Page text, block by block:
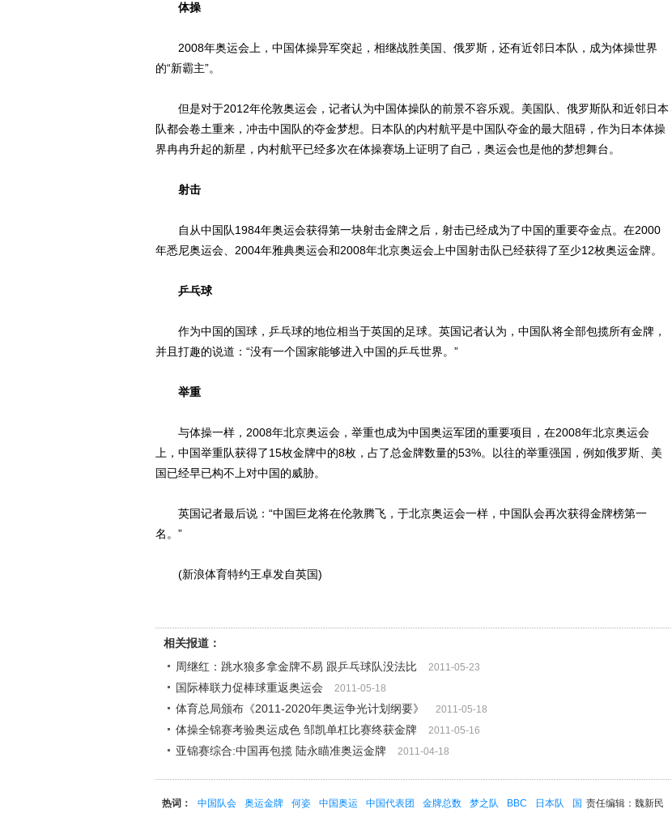
体操
2008年奥运会上，中国体操异军突起，相继战胜美国、俄罗斯，还有近邻日本队，成为体操世界
的“新霸主”。
但是对于2012年伦敦奥运会，记者认为中国体操队的前景不容乐观。美国队、俄罗斯队和近邻日本
队都会卷土重来，冲击中国队的夺金梦想。日本队的内村航平是中国队夺金的最大阻碍，作为日本体操
界冉冉升起的新星，内村航平已经多次在体操赛场上证明了自己，奥运会也是他的梦想舞台。
射击
自从中国队1984年奥运会获得第一块射击金牌之后，射击已经成为了中国的重要夺金点。在2000
年悉尼奥运会、2004年雅典奥运会和2008年北京奥运会上中国射击队已经获得了至少12枚奥运金牌。
乒乓球
作为中国的国球，乒乓球的地位相当于英国的足球。英国记者认为，中国队将全部包揽所有金牌，
并且打趣的说道：“没有一个国家能够进入中国的乒乓世界。”
举重
与体操一样，2008年北京奥运会，举重也成为中国奥运军团的重要项目，在2008年北京奥运会
上，中国举重队获得了15枚金牌中的8枚，占了总金牌数量的53%。以往的举重强国，例如俄罗斯、美
国已经早已构不上对中国的威胁。
英国记者最后说：“中国巨龙将在伦敦腾飞，于北京奥运会一样，中国队会再次获得金牌榜第一
名。”
(新浪体育特约王卓发自英国)
相关报道：
周继红：跳水狼多拿金牌不易 跟乒乓球队没法比
2011-05-23
国际棒联力促棒球重返奥运会 2011-05-18
体育总局颁布《2011-2020年奥运争光计划纲要》 2011-05-18
体操全锦赛考验奥运成色 邹凯单杠比赛终获金牌 2011-05-16
亚锦赛综合:中国再包揽 陆永瞄准奥运金牌 2011-04-18
责任编辑：魏新民
热词： 中国队会 奥运金牌 何姿 中国奥运 中国代表团 金牌总数 梦之队 BBC 日本队
国